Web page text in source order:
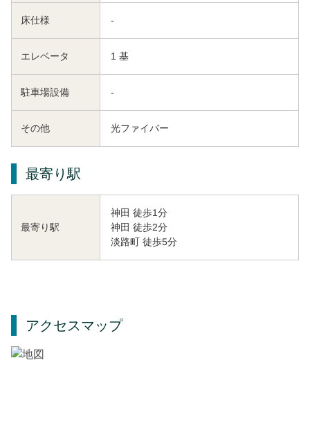
床仕様 -
エレベータ 1 基
駐車場設備 -
その他 光ファイバー
最寄り駅
最寄り駅
神田 徒歩1分
神田 徒歩2分
淡路町 徒歩5分
アクセスマップ